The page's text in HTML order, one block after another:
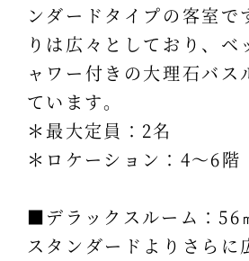
ンダードタイプの客室で
りは広々としており、ベ
ャワー付きの大理石バス
ています。
＊最大定員：2名
＊ロケーション：4～6階
■デラックスルーム：56
スタンダードよりさらに